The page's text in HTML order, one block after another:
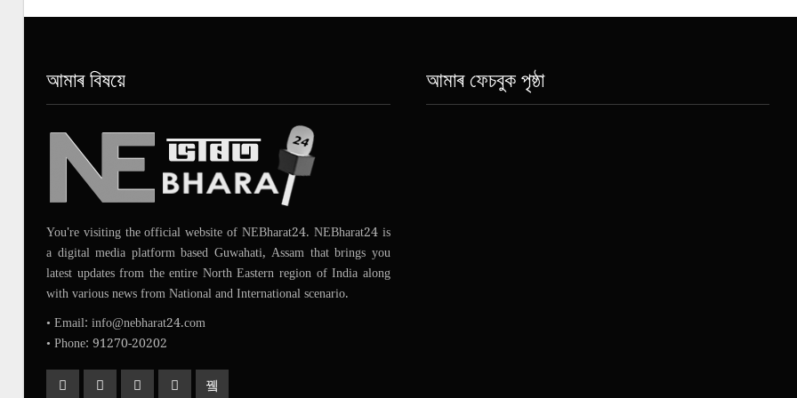
আমাৰ বিষয়ে
You're visiting the official website of NEBharat24. NEBharat24 is
a digital media platform based Guwahati, Assam that brings you
latest updates from the entire North Eastern region of India along
with various news from National and International scenario.
• Email: info@nebharat24.com
• Phone: 91270-20202
আমাৰ ফেচবুক পৃষ্ঠা